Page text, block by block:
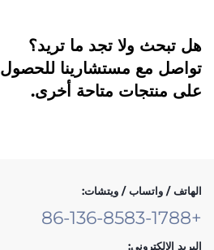
هل تبحث ولا تجد ما تريد؟
تواصل مع مستشارينا للحصول
على منتجات متاحة أخرى.
الهاتف / واتساب / ويتشات:
+86-136-8583-1788
البريد الإلكتروني: